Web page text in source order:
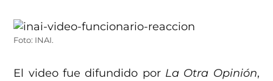
Foto: INAI.
El video fue difundido por La Otra Opinión,